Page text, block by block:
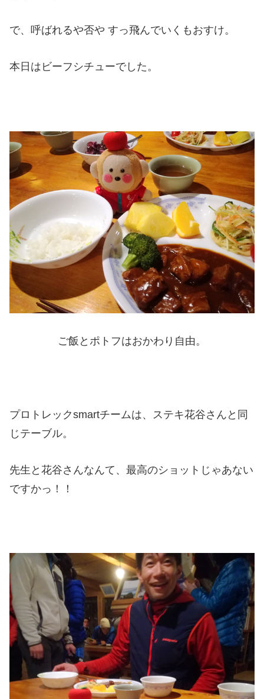
で、呼ばれるや否や すっ飛んでいくもおすけ。
本日はビーフシチューでした。
ご飯とポトフはおかわり自由。
プロトレックsmartチームは、ステキ花谷さんと同
じテーブル。
先生と花谷さんなんて、最高のショットじゃあない
ですかっ！！